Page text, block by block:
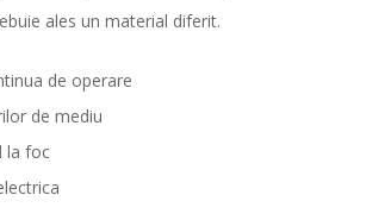
ales un material diferit.
de operare
de mediu
la foc